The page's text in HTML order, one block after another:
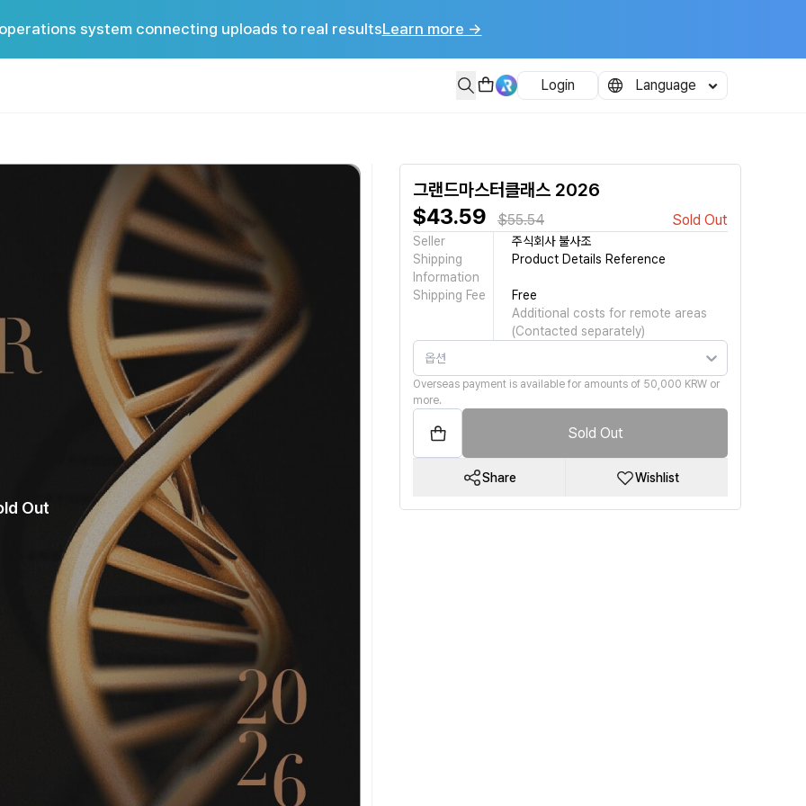
며 고객님이 직접 취소하셔야 합니다. 2월 21일부터는 취소수수료가 부과되니 참고하시기 바랍니다 - 2월 21일부터(14일전) 70% 환불 -
system connecting uploads to real resultsLearn more →
Login Language
Out
그랜드마스터클래스 2026
$43.59 $55.54 Sold Out
Seller
주식회사 불사조
Shipping
Information
Product Details Reference
Shipping Fee
Free
Additional costs for remote areas
(Contacted separately)
옵션
Overseas payment is available for amounts of 50,000 KRW or
more.
Sold Out
Share Wishlist